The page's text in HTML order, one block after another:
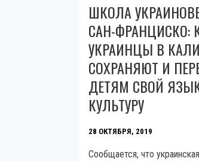
ШКОЛА
САН-ФРАНЦИСКО:
УКРАИНЦЫ В
СОХРАНЯЮТ И
ДЕТЯМ СВОЙ
КУЛЬТУРУ
28 ОКТЯБРЯ, 2019
Сообщается, что